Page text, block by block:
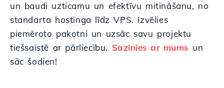
un baudi uzticamu un efektīvu mitināšanu, no
standarta hostinga līdz VPS. Izvēlies
piemēroto pakotni un uzsāc savu projektu
tiešsaistē ar pārliecību. Sazinies ar mums un
sāc šodien!